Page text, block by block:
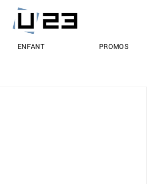
ENFANT PROMOS